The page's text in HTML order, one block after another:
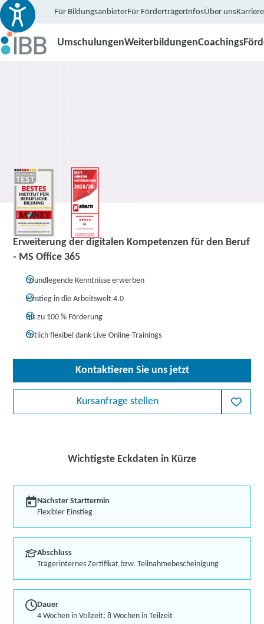
Für BildungsanbieterFür FörderträgerInfosÜber unsKarriere
UmschulungenWeiterbildungenCoachings
Coaching
Erweiterung der digitalen Kompetenzen für den Beruf
- MS Office 365
Grundlegende Kenntnisse erwerben
Einstieg in die Arbeitswelt 4.0
Bis zu 100 % Förderung
Örtlich flexibel dank Live-Online-Trainings
Kontaktieren Sie uns jetzt
Kursanfrage stellen
Wichtigste Eckdaten in Kürze
Nächster Starttermin
Flexibler Einstieg
Abschluss
Trägerinternes Zertifikat bzw. Teilnahmebescheinigung
Dauer
4 Wochen in Vollzeit; 8 Wochen in Teilzeit